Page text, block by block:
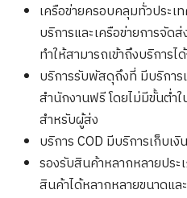
เครือข่ายครอบคลุมทั่วประ
บริการและเครือข่ายการจัด
ทำให้สามารถเข้าถึงบริการไ
บริการรับพัสดุถึงที่ มีบริกา
สำนักงานฟรี โดยไม่มีขั้นต่ำ
สำหรับผู้ส่ง
บริการ COD มีบริการเก็บเงิ
รองรับสินค้าหลากหลายประ
สินค้าได้หลากหลายขนาดแล